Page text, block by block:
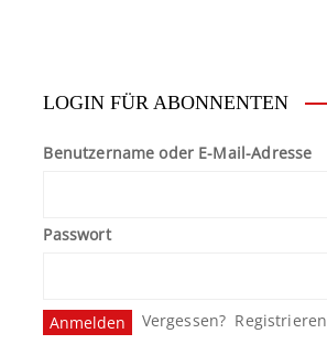
m
LOGIN FÜR ABONNENTEN
Benutzername oder E-Mail-Adresse
Passwort
Vergessen? Registrieren